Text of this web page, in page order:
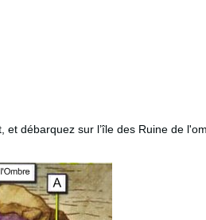
débarquez sur l’île des Ruine de